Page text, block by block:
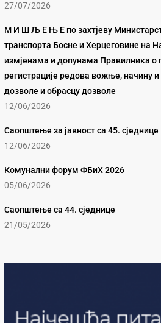
27/07/2026
М И Ш Љ Е Њ Е по захтјеву
транспорта Босне и Херцеговине на
измјенама и допунама Правилника о
регистрације редова вожње, начину
дозволе и обрасцу дозволе
12/06/2026
Саопштење за јавност са 45. сједнице
12/06/2026
Комунални форум ФБиХ 2026
05/06/2026
Саопштење са 44. сједнице
21/05/2026